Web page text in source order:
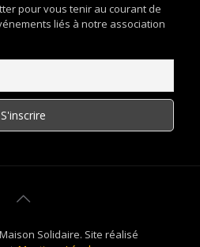
pour vous tenir au courant de
liés à notre association
Solidaire. Site réalisé